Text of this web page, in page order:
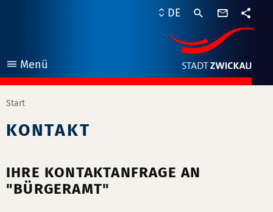
Menü
öffnen
DE
Start
KONTAKT
IHRE KONTAKTANFRAGE AN
"BÜRGERAMT"